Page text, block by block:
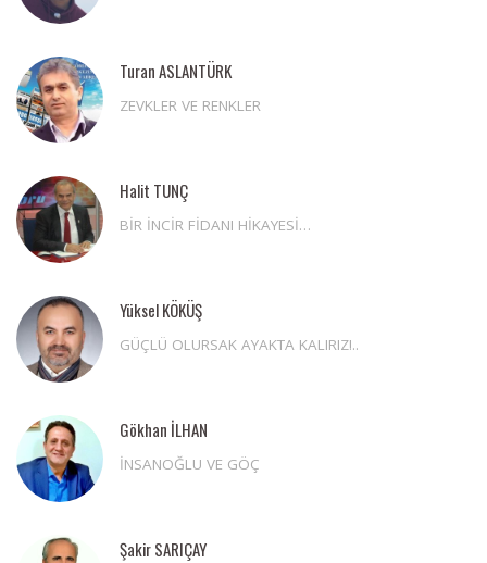
Turan ASLANTÜRK
ZEVKLER VE RENKLER
Halit TUNÇ
BİR İNCİR FİDANI HİKAYESİ…
Yüksel KÖKÜŞ
GÜÇLÜ OLURSAK AYAKTA KALIRIZ!..
Gökhan İLHAN
İNSANOĞLU VE GÖÇ
Şakir SARIÇAY